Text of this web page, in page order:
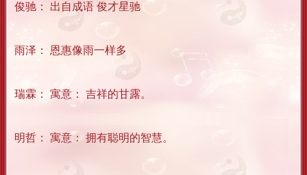
俊驰： 出自成语 俊才星驰
雨泽： 恩惠像雨一样多
瑞霖： 寓意： 吉祥的甘露。
明哲： 寓意： 拥有聪明的智慧。